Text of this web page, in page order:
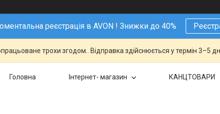
реєстрація в AVON ! Знижки до 40%
трохи згодом.. Відправка здійснюється у термін 3–5
Головна Інтернет- магазин КАНЦТОВАРИ